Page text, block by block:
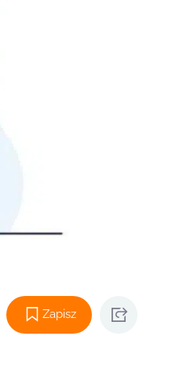
Zapisz